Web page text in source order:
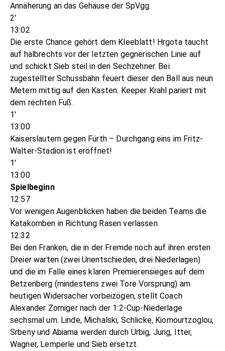
Annäherung an das Gehäuse der SpVgg.
2'
13:02
Die erste Chance gehört dem Kleeblatt! Hrgota taucht
auf halbrechts vor der letzten gegnerischen Linie auf
und schickt Sieb steil in den Sechzehner. Bei
zugestellter Schussbahn feuert dieser den Ball aus neun
Metern mittig auf den Kasten. Keeper Krahl pariert mit
dem rechten Fuß.
1'
13:00
Kaiserslautern gegen Fürth – Durchgang eins im Fritz-
Walter-Stadion ist eröffnet!
1'
13:00
Spielbeginn
12:57
Vor wenigen Augenblicken haben die beiden Teams die
Katakomben in Richtung Rasen verlassen.
12:32
Bei den Franken, die in der Fremde noch auf ihren ersten
Dreier warten (zwei Unentschieden, drei Niederlagen)
und die im Falle eines klaren Premierensieges auf dem
Betzenberg (mindestens zwei Tore Vorsprung) am
heutigen Widersacher vorbeizögen, stellt Coach
Alexander Zorniger nach der 1:2-Cup-Niederlage
sechsmal um. Linde, Michalski, Schlicke, Kiomourtzoglou,
Srbeny und Abiama werden durch Urbig, Jung, Itter,
Wagner, Lemperle und Sieb ersetzt.